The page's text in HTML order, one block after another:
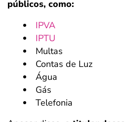
públicos, como:
IPVA
IPTU
Multas
Contas de Luz
Água
Gás
Telefonia